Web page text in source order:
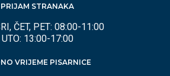
PRIJAM STRANAKA
ČET, PET: 08:00-11:00
UTO: 13:00-17:00
VRIJEME PISARNICE